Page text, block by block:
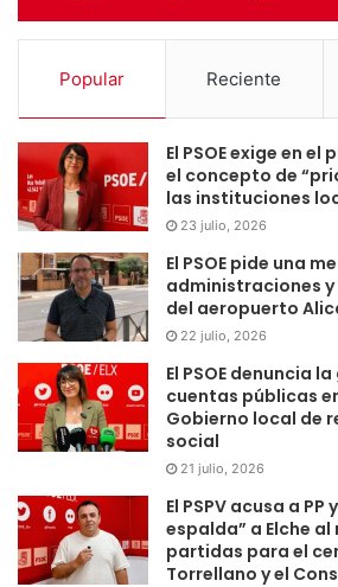
Popular Reciente
El PSOE exige en
el concepto de
las instituciones
23 julio, 2026
El PSOE pide una
administraciones
del aeropuerto
22 julio, 2026
El PSOE denuncia
cuentas públicas
Gobierno local de
social
21 julio, 2026
El PSPV acusa a PP
espalda” a Elche
partidas para el
Torrellano y el